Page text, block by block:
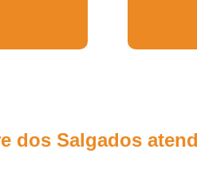
dos Salgados